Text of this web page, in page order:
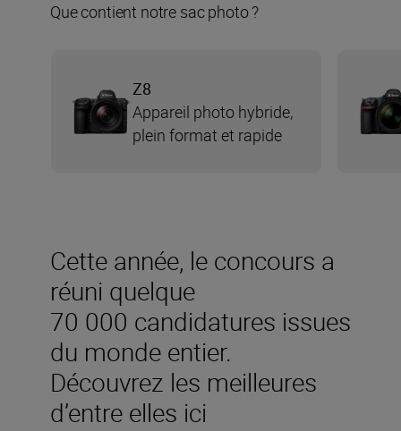
Cette année, le concours a
réuni quelque
70 000 candidatures issues
du monde entier.
Découvrez les meilleures
d’entre elles ici
Que contient notre sac photo ?
Z8
Appareil photo hybride,
plein format et rapide